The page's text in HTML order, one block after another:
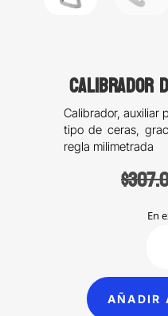
Calibrador
Calibrador, auxiliar
tipo de ceras,
regla milimetrada
$
En
AÑADIR